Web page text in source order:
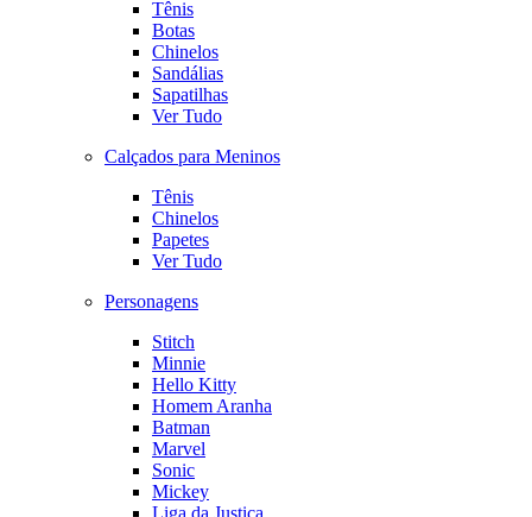
Tênis
Botas
Chinelos
Sandálias
Sapatilhas
Ver Tudo
Calçados para Meninos
Tênis
Chinelos
Papetes
Ver Tudo
Personagens
Stitch
Minnie
Hello Kitty
Homem Aranha
Batman
Marvel
Sonic
Mickey